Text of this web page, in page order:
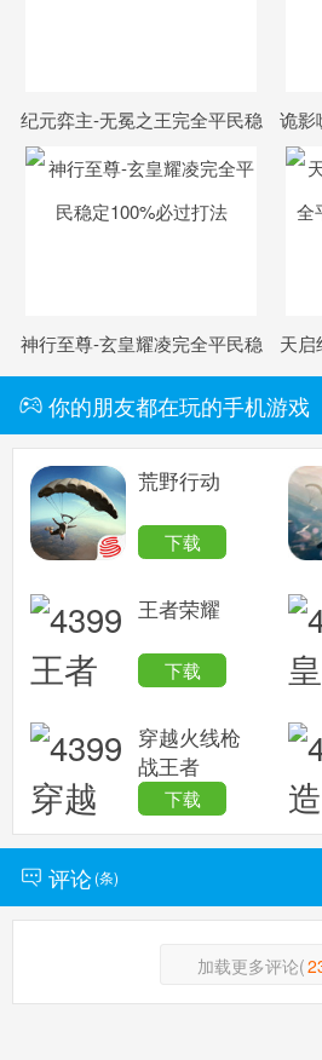
纪元弈主-无冕之王完全平民稳
定100%必过打法
诡影
神行至尊-玄皇耀凌完全平民稳
天启
你的朋友都在玩的手机游戏
荒野行动
下载
王者荣耀
下载
穿越火线枪
战王者
下载
评论(条)
加载更多评论(